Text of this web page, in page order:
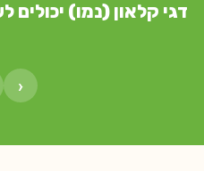
דגי קלאון (נמו) יכולים